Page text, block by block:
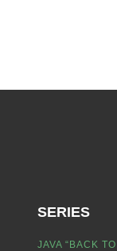
SERIES
JAVA “BACK